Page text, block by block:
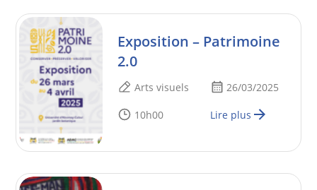
Exposition – Patrimoine
2.0
Arts visuels 26/03/2025
10h00 Lire plus